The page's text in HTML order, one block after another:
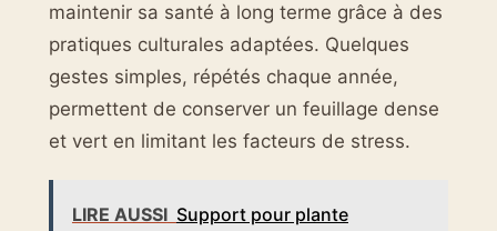
maintenir sa santé à long terme grâce à des
pratiques culturales adaptées. Quelques
gestes simples, répétés chaque année,
permettent de conserver un feuillage dense
et vert en limitant les facteurs de stress.
LIRE AUSSI Support pour plante